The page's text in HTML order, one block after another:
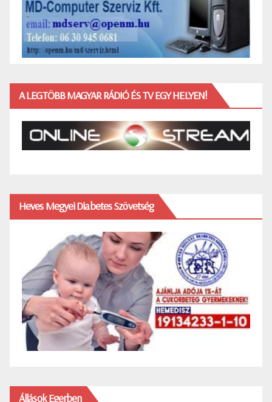
A LEGTÖBB MAGYAR RÁDIÓ ÉS TV EGY HELYEN!
Heves Megyei Diabetes Szövetség
Állások Egerben